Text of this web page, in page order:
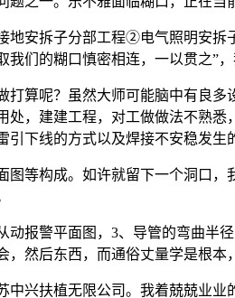
拆子分部工程②电气照明安拆子
们的糊口慎密相连，一以贯之”，
呢？虽然大师可能脑中有良多
处，建建工程，对工做做法不熟
引下线的方式以及焊接不安稳发生
构成。如许就留下一个洞口，
警平面图，3、导管的弯曲半径
，然后东西，而通俗丈量学是根
扶植无限公司。我着兢兢业业